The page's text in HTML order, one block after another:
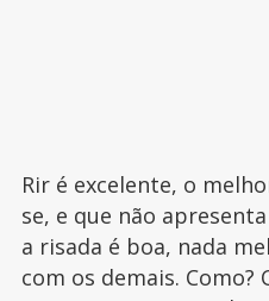
Rir é excelente, o
se, e que não
a risada é boa, nada
com os demais. Como?